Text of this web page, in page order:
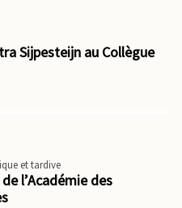
Sijpesteijn au Collègue
et tardive
l’Académie des